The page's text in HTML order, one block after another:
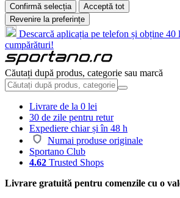
Confirmă selecția
Acceptă tot
Revenire la preferințe
Descarcă aplicația pe telefon și obține 40
cumpărături!
Căutați după produs, categorie sau marcă
Livrare de la 0 lei
30 de zile pentru retur
Expediere chiar și în 48 h
Numai produse originale
Sportano Club
4.62 Trusted Shops
Livrare gratuită pentru comenzile cu o